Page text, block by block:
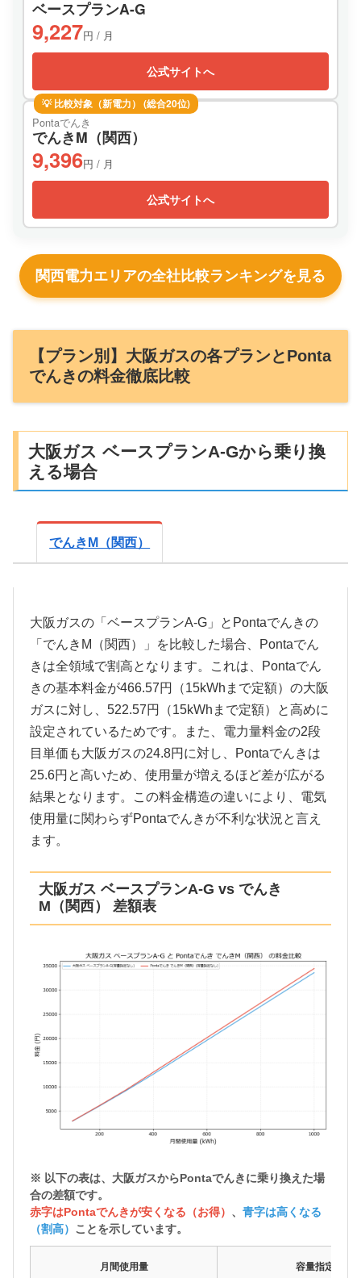
ベースプランA-G
9,227円 / 月
公式サイトへ
💡 比較対象（新電力） (総合20位)
Pontaでんき
でんきM（関西）
9,396円 / 月
公式サイトへ
関西電力エリアの全社比較ランキングを見る
【プラン別】大阪ガスの各プランとPonta
でんきの料金徹底比較
大阪ガス ベースプランA-Gから乗り換
える場合
でんきM（関西）
大阪ガスの「ベースプランA-G」とPontaでんきの
「でんきM（関西）」を比較した場合、Pontaでん
きは全領域で割高となります。これは、Pontaでん
きの基本料金が466.57円（15kWhまで定額）の大阪
ガスに対し、522.57円（15kWhまで定額）と高めに
設定されているためです。また、電力量料金の2段
目単価も大阪ガスの24.8円に対し、Pontaでんきは
25.6円と高いため、使用量が増えるほど差が広がる
結果となります。この料金構造の違いにより、電気
使用量に関わらずPontaでんきが不利な状況と言え
ます。
大阪ガス ベースプランA-G vs でんき
M（関西） 差額表
※ 以下の表は、大阪ガスからPontaでんきに乗り換えた場
合の差額です。
赤字はPontaでんきが安くなる（お得） 、 青字は高くなる
（割高） ことを示しています。
月間使用量 容量指定なし